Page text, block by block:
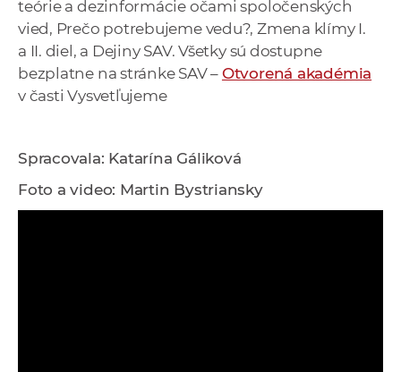
teórie a dezinformácie očami spoločenských
vied, Prečo potrebujeme vedu?, Zmena klímy I.
a II. diel, a Dejiny SAV. Všetky sú dostupne
bezplatne na stránke SAV – Otvorená akadémia
v časti Vysvetľujeme
Spracovala: Katarína Gáliková
Foto a video: Martin Bystriansky